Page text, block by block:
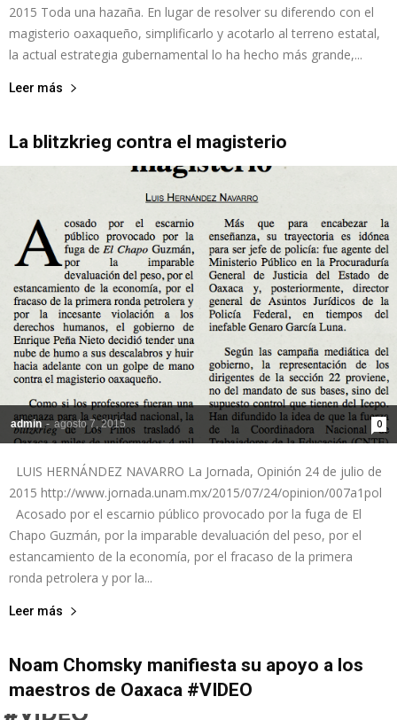
2015 Toda una hazaña. En lugar de resolver su diferendo con el
magisterio oaxaqueño, simplificarlo y acotarlo al terreno estatal,
la actual estrategia gubernamental lo ha hecho más grande,...
Leer más
La blitzkrieg contra el magisterio
admin - agosto 7, 2015 0
LUIS HERNÁNDEZ NAVARRO La Jornada, Opinión 24 de julio de
2015 http://www.jornada.unam.mx/2015/07/24/opinion/007a1pol
Acosado por el escarnio público provocado por la fuga de El
Chapo Guzmán, por la imparable devaluación del peso, por el
estancamiento de la economía, por el fracaso de la primera
ronda petrolera y por la...
Leer más
Noam Chomsky manifiesta su apoyo a los
maestros de Oaxaca #VIDEO